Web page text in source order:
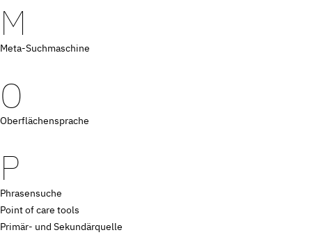
M
Meta-Suchmaschine
O
Oberflächensprache
P
Phrasensuche
Point of care tools
Primär- und Sekundärquelle